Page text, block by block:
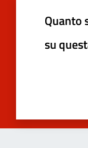
Quanto
su